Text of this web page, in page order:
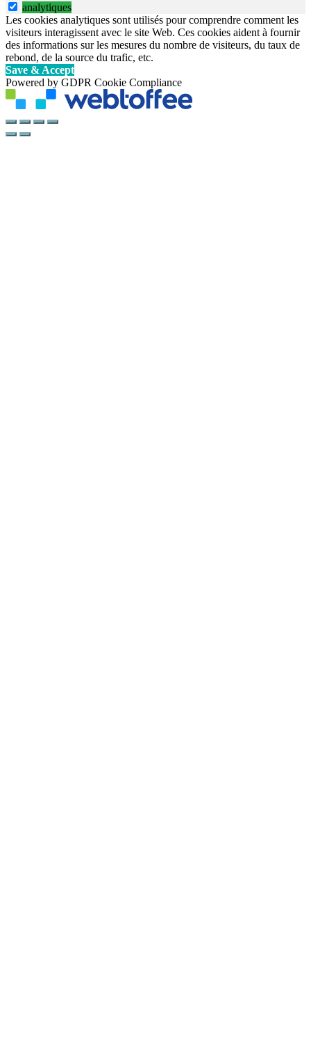
analytiques
Les cookies analytiques sont utilisés pour comprendre comment les
visiteurs interagissent avec le site Web. Ces cookies aident à fournir
des informations sur les mesures du nombre de visiteurs, du taux de
rebond, de la source du trafic, etc.
Save & Accept
Powered by GDPR Cookie Compliance